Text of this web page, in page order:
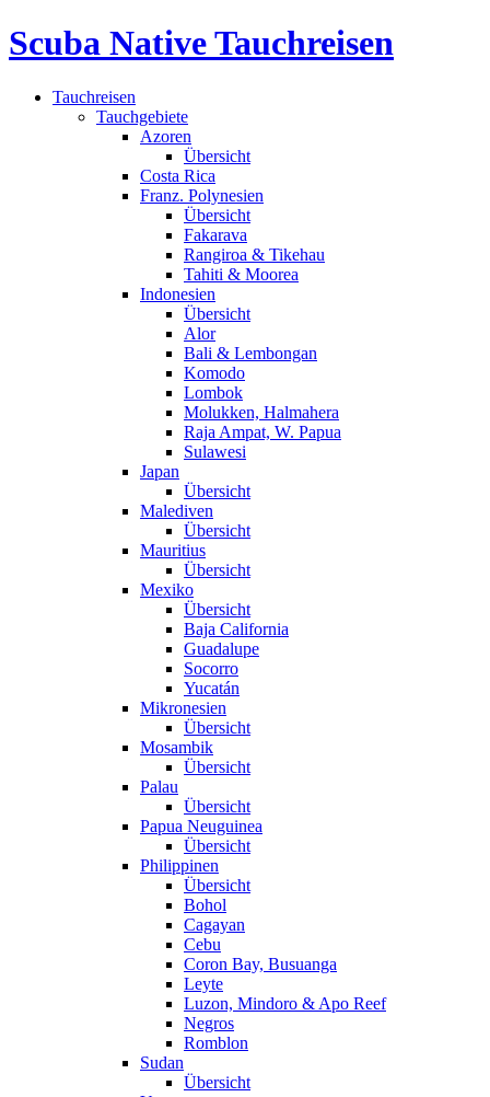
Scuba Native Tauchreisen
Tauchreisen
Tauchgebiete
Azoren
Übersicht
Costa Rica
Franz. Polynesien
Übersicht
Fakarava
Rangiroa & Tikehau
Tahiti & Moorea
Indonesien
Übersicht
Alor
Bali & Lembongan
Komodo
Lombok
Molukken, Halmahera
Raja Ampat, W. Papua
Sulawesi
Japan
Übersicht
Malediven
Übersicht
Mauritius
Übersicht
Mexiko
Übersicht
Baja California
Guadalupe
Socorro
Yucatán
Mikronesien
Übersicht
Mosambik
Übersicht
Palau
Übersicht
Papua Neuguinea
Übersicht
Philippinen
Übersicht
Bohol
Cagayan
Cebu
Coron Bay, Busuanga
Leyte
Luzon, Mindoro & Apo Reef
Negros
Romblon
Sudan
Übersicht